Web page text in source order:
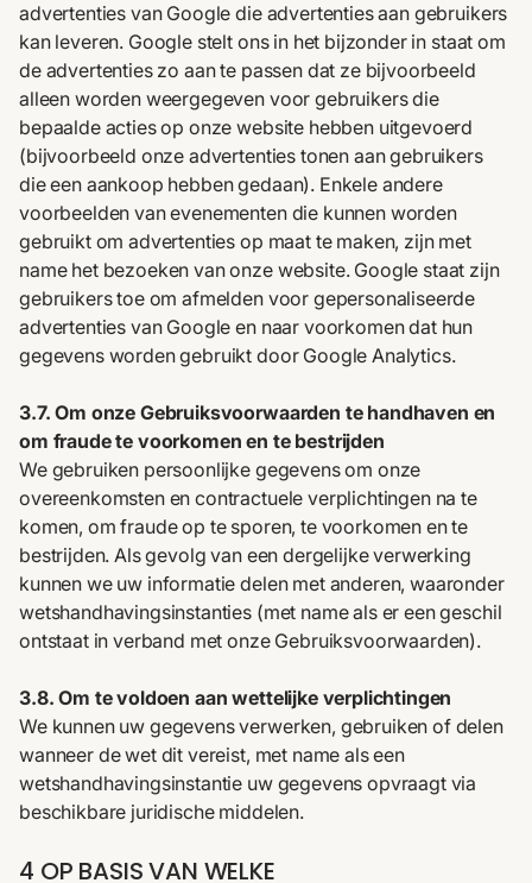
advertenties van Google die advertenties aan gebruikers
kan leveren. Google stelt ons in het bijzonder in staat om
de advertenties zo aan te passen dat ze bijvoorbeeld
alleen worden weergegeven voor gebruikers die
bepaalde acties op onze website hebben uitgevoerd
(bijvoorbeeld onze advertenties tonen aan gebruikers
die een aankoop hebben gedaan). Enkele andere
voorbeelden van evenementen die kunnen worden
gebruikt om advertenties op maat te maken, zijn met
name het bezoeken van onze website. Google staat zijn
gebruikers toe omafmelden voor gepersonaliseerde
advertenties van Google en naar voorkomen dat hun
gegevens worden gebruikt door Google Analytics.
3.7. Om onze Gebruiksvoorwaarden te handhaven en
om fraude te voorkomen en te bestrijden
We gebruiken persoonlijke gegevens om onze
overeenkomsten en contractuele verplichtingen na te
komen, om fraude op te sporen, te voorkomen en te
bestrijden. Als gevolg van een dergelijke verwerking
kunnen we uw informatie delen met anderen, waaronder
wetshandhavingsinstanties (met name als er een geschil
ontstaat in verband met onze Gebruiksvoorwaarden).
3.8. Om te voldoen aan wettelijke verplichtingen
We kunnen uw gegevens verwerken, gebruiken of delen
wanneer de wet dit vereist, met name als een
wetshandhavingsinstantie uw gegevens opvraagt via
beschikbare juridische middelen.
4 OP BASIS VAN WELKE